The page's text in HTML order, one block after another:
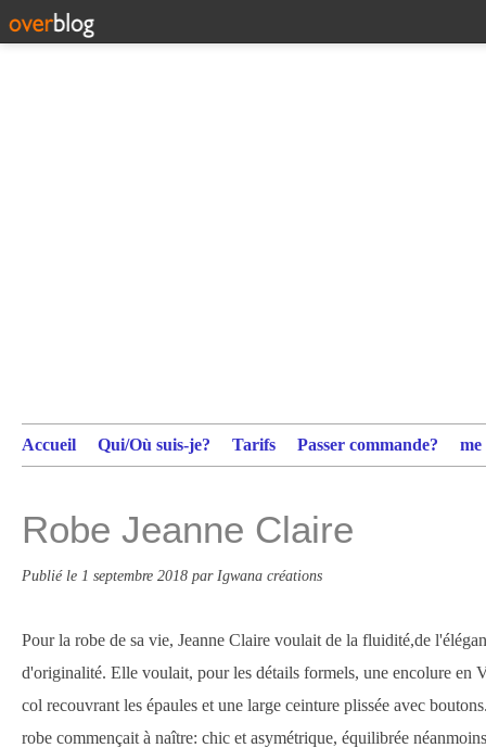
Accueil Qui/Où suis-je? Tarifs Passer commande?
Robe Jeanne Claire
Publié le 1 septembre 2018 par Igwana créations
Pour la robe de sa vie, Jeanne Claire voulait de la fluidité,de
d'originalité. Elle voulait, pour les détails formels, une encolure en
col recouvrant les épaules et une large ceinture plissée avec
robe commençait à naître: chic et asymétrique, équilibrée